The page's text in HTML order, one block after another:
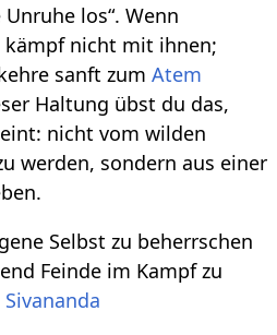
los“. Wenn
kämpf nicht mit ihnen;
sanft zumAtem
Haltung übst du das,
nicht vom wilden
werden, sondern aus einer
Selbst zu beherrschen
Feinde im Kampf zu